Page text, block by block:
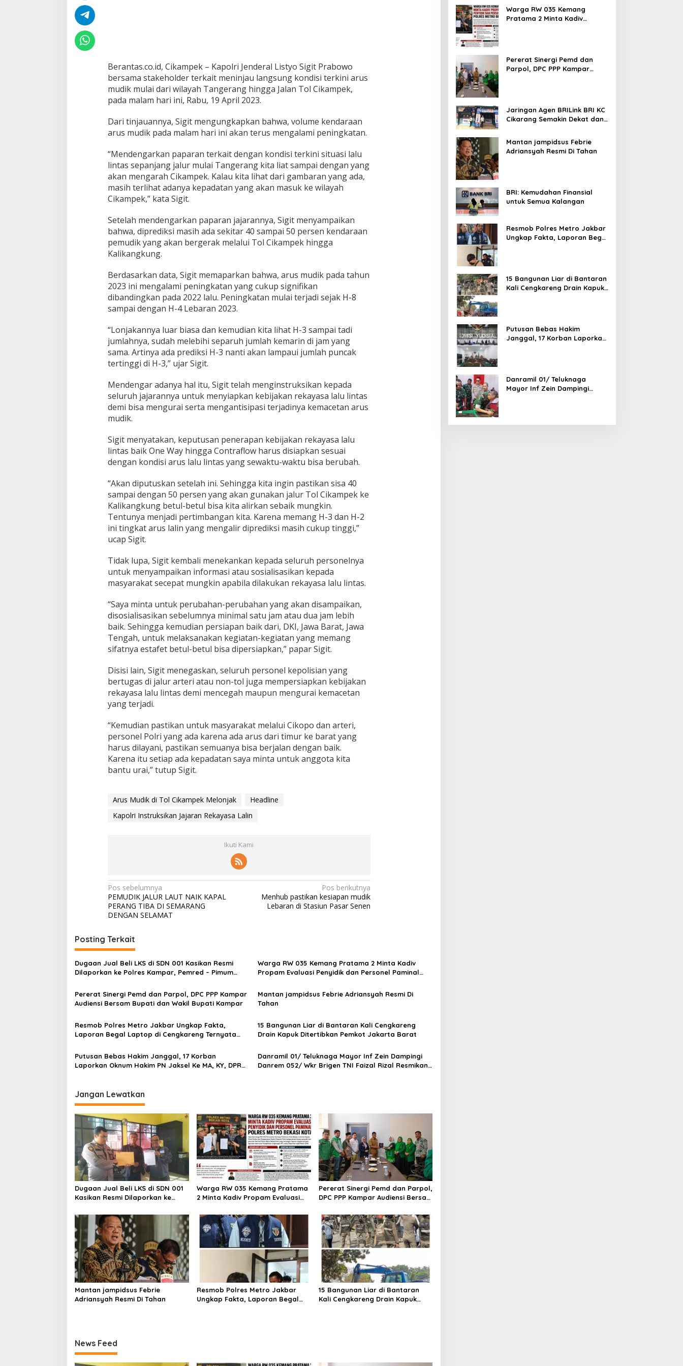
e
o
n
j
k
,
p
o
l
r
i
I
s
t
r
u
k
i
k
a
n
J
j
a
r
a
n
e
k
a
a
L
a
n
Berantas.co.id, Cikampek – Kapolri Jenderal Listyo Sigit Prabowo
bersama stakeholder terkait meninjau langsung kondisi terkini arus
mudik mulai dari wilayah Tangerang hingga Jalan Tol Cikampek,
pada malam hari ini, Rabu, 19 April 2023.
Dari tinjauannya, Sigit mengungkapkan bahwa, volume kendaraan
arus mudik pada malam hari ini akan terus mengalami peningkatan.
“Mendengarkan paparan terkait dengan kondisi terkini situasi lalu
lintas sepanjang jalur mulai Tangerang kita liat sampai dengan yang
akan mengarah Cikampek. Kalau kita lihat dari gambaran yang ada,
masih terlihat adanya kepadatan yang akan masuk ke wilayah
Cikampek,” kata Sigit.
Setelah mendengarkan paparan jajarannya, Sigit menyampaikan
bahwa, diprediksi masih ada sekitar 40 sampai 50 persen kendaraan
pemudik yang akan bergerak melalui Tol Cikampek hingga
Kalikangkung.
Berdasarkan data, Sigit memaparkan bahwa, arus mudik pada tahun
2023 ini mengalami peningkatan yang cukup signifikan
dibandingkan pada 2022 lalu. Peningkatan mulai terjadi sejak H-8
sampai dengan H-4 Lebaran 2023.
“Lonjakannya luar biasa dan kemudian kita lihat H-3 sampai tadi
jumlahnya, sudah melebihi separuh jumlah kemarin di jam yang
sama. Artinya ada prediksi H-3 nanti akan lampaui jumlah puncak
tertinggi di H-3,” ujar Sigit.
Mendengar adanya hal itu, Sigit telah menginstruksikan kepada
seluruh jajarannya untuk menyiapkan kebijakan rekayasa lalu lintas
demi bisa mengurai serta mengantisipasi terjadinya kemacetan arus
mudik.
Sigit menyatakan, keputusan penerapan kebijakan rekayasa lalu
lintas baik One Way hingga Contraflow harus disiapkan sesuai
dengan kondisi arus lalu lintas yang sewaktu-waktu bisa berubah.
“Akan diputuskan setelah ini. Sehingga kita ingin pastikan sisa 40
sampai dengan 50 persen yang akan gunakan jalur Tol Cikampek ke
Kalikangkung betul-betul bisa kita alirkan sebaik mungkin.
Tentunya menjadi pertimbangan kita. Karena memang H-3 dan H-2
ini tingkat arus lalin yang mengalir diprediksi masih cukup tinggi,”
ucap Sigit.
Tidak lupa, Sigit kembali menekankan kepada seluruh personelnya
untuk menyampaikan informasi atau sosialisasikan kepada
masyarakat secepat mungkin apabila dilakukan rekayasa lalu lintas.
“Saya minta untuk perubahan-perubahan yang akan disampaikan,
disosialisasikan sebelumnya minimal satu jam atau dua jam lebih
baik. Sehingga kemudian persiapan baik dari, DKI, Jawa Barat, Jawa
Tengah, untuk melaksanakan kegiatan-kegiatan yang memang
sifatnya estafet betul-betul bisa dipersiapkan,” papar Sigit.
Disisi lain, Sigit menegaskan, seluruh personel kepolisian yang
bertugas di jalur arteri atau non-tol juga mempersiapkan kebijakan
rekayasa lalu lintas demi mencegah maupun mengurai kemacetan
yang terjadi.
“Kemudian pastikan untuk masyarakat melalui Cikopo dan arteri,
personel Polri yang ada karena ada arus dari timur ke barat yang
harus dilayani, pastikan semuanya bisa berjalan dengan baik.
Karena itu setiap ada kepadatan saya minta untuk anggota kita
bantu urai,” tutup Sigit.
Arus Mudik di Tol Cikampek Melonjak
Headline
Kapolri Instruksikan Jajaran Rekayasa Lalin
Ikuti Kami
N
a
v
i
g
a
s
i
p
o
s
Pos sebelumnya
PEMUDIK JALUR LAUT NAIK KAPAL
PERANG TIBA DI SEMARANG
DENGAN SELAMAT
Pos berikutnya
Menhub pastikan kesiapan mudik
Lebaran di Stasiun Pasar Senen
Posting Terkait
Dugaan Jual Beli LKS di SDN 001 Kasikan Resmi
Dilaporkan ke Polres Kampar, Pemred – Pimum
Warga RW 035 Kemang Pratama 2 Minta Kadiv
Propam Evaluasi Penyidik dan Personel Paminal
Pererat Sinergi Pemd dan Parpol, DPC PPP Kampar
Audiensi Bersam Bupati dan Wakil Bupati Kampar
Mantan jampidsus Febrie Adriansyah Resmi Di
Tahan
Resmob Polres Metro Jakbar Ungkap Fakta,
Laporan Begal Laptop di Cengkareng Ternyata
15 Bangunan Liar di Bantaran Kali Cengkareng
Drain Kapuk Ditertibkan Pemkot Jakarta Barat
Putusan Bebas Hakim Janggal, 17 Korban
Laporkan Oknum Hakim PN Jaksel Ke MA, KY, DPR
Danramil 01/ Teluknaga Mayor Inf Zein Dampingi
Danrem 052/ Wkr Brigen TNI Faizal Rizal Resmikan
Jangan Lewatkan
Dugaan Jual Beli LKS di SDN 001
Kasikan Resmi Dilaporkan ke
Metroterkini.id Desak Usut Kasus
Warga RW 035 Kemang Pratama
2 Minta Kadiv Propam Evaluasi
Polres Metro Bekasi Kota
Pererat Sinergi Pemd dan Parpol,
DPC PPP Kampar Audiensi Bersam
Mantan jampidsus Febrie
Adriansyah Resmi Di Tahan
Resmob Polres Metro Jakbar
Ungkap Fakta, Laporan Begal
15 Bangunan Liar di Bantaran
Kali Cengkareng Drain Kapuk
News Feed
Metroterkini.id Desak Usut Kasus Ini
Warga RW 035 Kemang
Pratama 2 Minta Kadiv
Pererat Sinergi Pemd dan
Parpol, DPC PPP Kampar
Jaringan Agen BRILink BRI KC
Cikarang Semakin Dekat dan
Mantan jampidsus Febrie
Adriansyah Resmi Di Tahan
BRI: Kemudahan Finansial
untuk Semua Kalangan
Resmob Polres Metro Jakbar
Ungkap Fakta, Laporan Begal
15 Bangunan Liar di Bantaran
Kali Cengkareng Drain Kapuk
Putusan Bebas Hakim
Janggal, 17 Korban Laporkan
Danramil 01/ Teluknaga
Mayor Inf Zein Dampingi
Aramco Di Kosambi